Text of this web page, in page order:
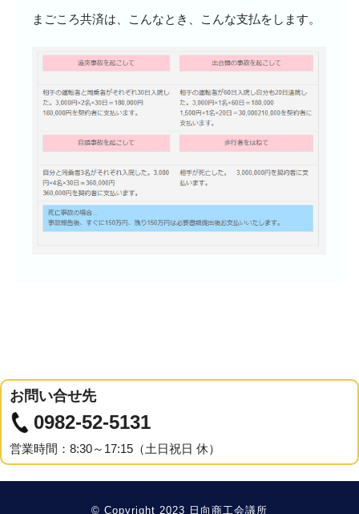
まごころ共済は、こんなとき、こんな支払をします。
お問い合せ先
0982-52-5131
営業時間：8:30～17:15（土日祝日 休）
© Copyright 2023 日向商工会議所